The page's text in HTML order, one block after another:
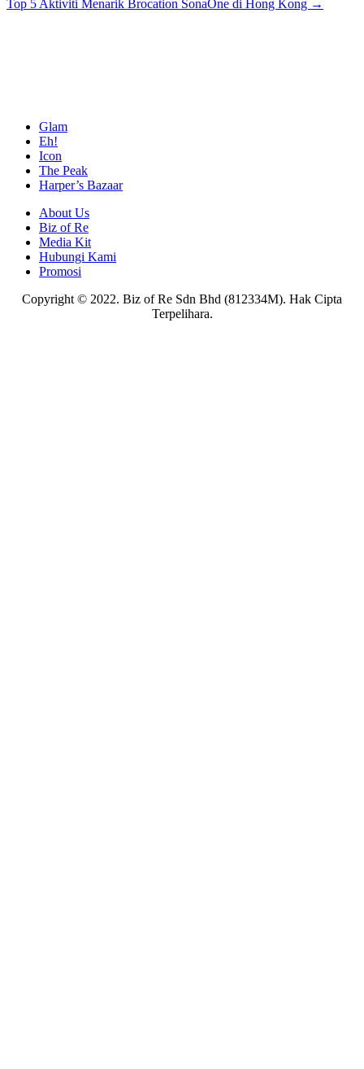
Top 5 Aktiviti Menarik Brocation SonaOne di Hong Kong →
Glam
Eh!
Icon
The Peak
Harper’s Bazaar
About Us
Biz of Re
Media Kit
Hubungi Kami
Promosi
Copyright © 2022. Biz of Re Sdn Bhd (812334M). Hak Cipta
Terpelihara.